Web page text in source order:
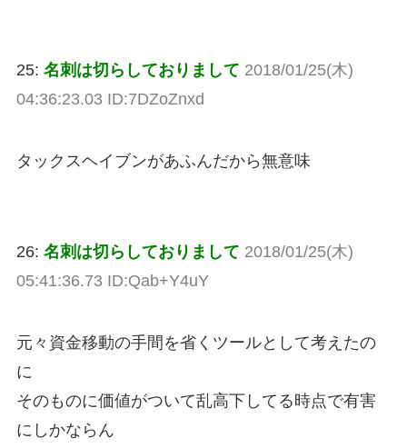
25: 名刺は切らしておりまして 2018/01/25(木)
04:36:23.03 ID:7DZoZnxd
タックスヘイブンがあふんだから無意味
26: 名刺は切らしておりまして 2018/01/25(木)
05:41:36.73 ID:Qab+Y4uY
元々資金移動の手間を省くツールとして考えたの
に
そのものに価値がついて乱高下してる時点で有害
にしかならん